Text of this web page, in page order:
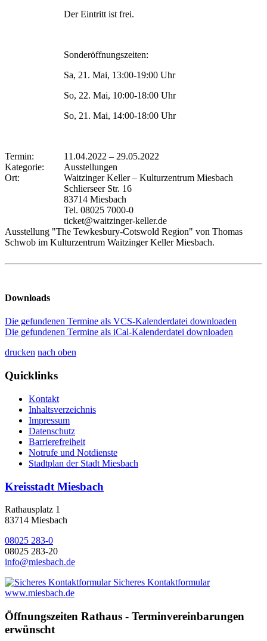
Der Eintritt ist frei.
Sonderöffnungszeiten:
Sa, 21. Mai, 13:00-19:00 Uhr
So, 22. Mai, 10:00-18:00 Uhr
So, 21. Mai, 14:00-18:00 Uhr
Termin: 11.04.2022 – 29.05.2022
Kategorie:
Ausstellungen
Ort:
Waitzinger Keller – Kulturzentrum Miesbach
Schlierseer Str. 16
83714 Miesbach
Tel. 08025 7000-0
ticket@waitzinger-keller.de
Ausstellung "The Tewkesbury-Cotswold Region" von Thomas
Schwob im Kulturzentrum Waitzinger Keller Miesbach.
Downloads
Die gefundenen Termine als VCS-Kalenderdatei downloaden
Die gefundenen Termine als iCal-Kalenderdatei downloaden
drucken nach oben
Quicklinks
Kontakt
Inhaltsverzeichnis
Impressum
Datenschutz
Barrierefreiheit
Notrufe und Notdienste
Stadtplan der Stadt Miesbach
Kreisstadt Miesbach
Rathausplatz 1
83714 Miesbach
08025 283-0
08025 283-20
info@miesbach.de
Sicheres Kontaktformular
www.miesbach.de
Öffnungszeiten Rathaus - Terminvereinbarungen
erwünscht